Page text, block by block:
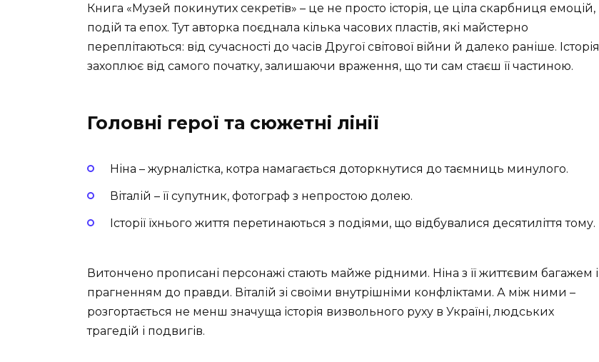
Книга «Музей покинутих секретів» – це не просто історія, це ціла скарбниця емоцій,
подій та епох. Тут авторка поєднала кілька часових пластів, які майстерно
переплітаються: від сучасності до часів Другої світової війни й далеко раніше. Історія
захоплює від самого початку, залишаючи враження, що ти сам стаєш її частиною.
Головні герої та сюжетні лінії
Ніна – журналістка, котра намагається доторкнутися до таємниць минулого.
Віталій – її супутник, фотограф з непростою долею.
Історії їхнього життя перетинаються з подіями, що відбувалися десятиліття тому.
Витончено прописані персонажі стають майже рідними. Ніна з її життєвим багажем і
прагненням до правди. Віталій зі своїми внутрішніми конфліктами. А між ними –
розгортається не менш значуща історія визвольного руху в Україні, людських
трагедій і подвигів.